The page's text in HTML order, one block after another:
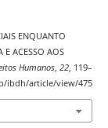
ENQUANTO
E ACESSO AOS
Humanos, 22, 119–
ibdh/article/view/475